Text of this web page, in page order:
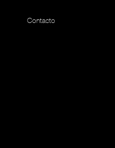
Contacto